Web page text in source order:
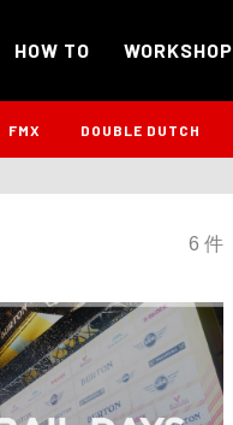
HOW TO WORKSHOP
FMX DOUBLE DUTCH
6 件